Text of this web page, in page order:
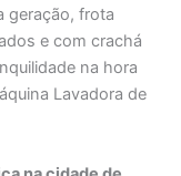
geração, frota
e com crachá
na hora
Lavadora de